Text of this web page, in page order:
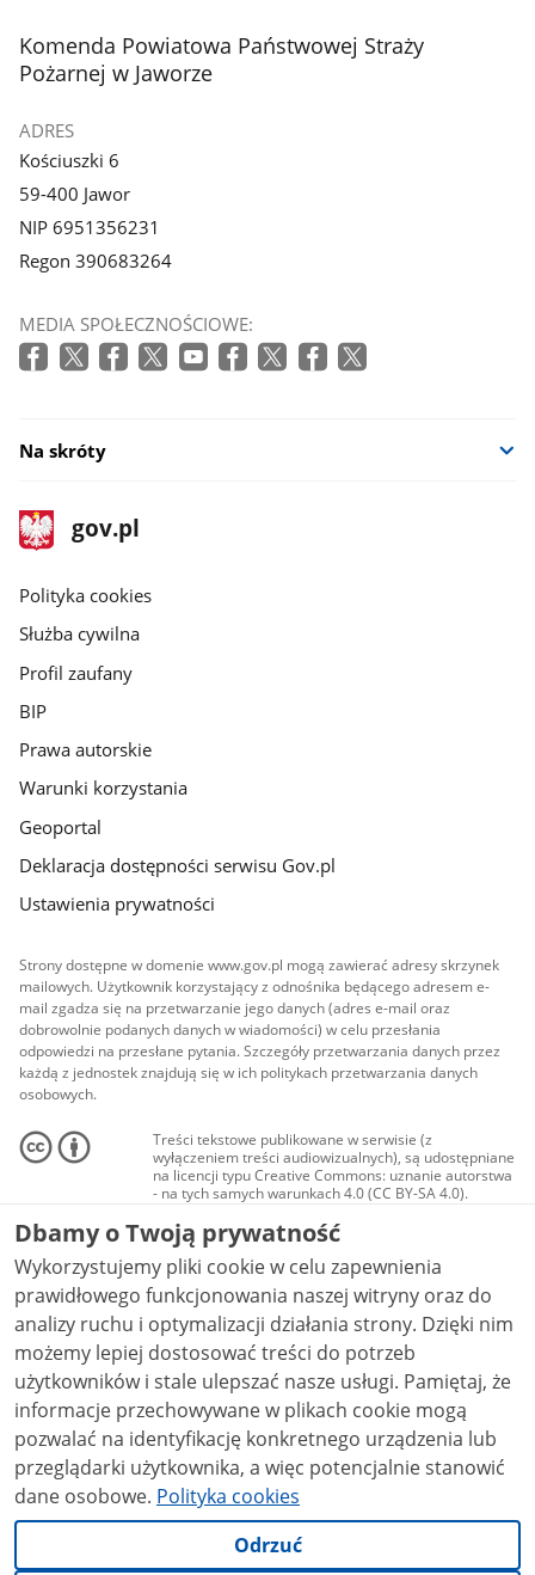
stopka
Komenda Powiatowa Państwowej Straży
Pożarnej w Jaworze
ADRES
Kościuszki 6
59-400 Jawor
NIP 6951356231
Regon 390683264
MEDIA SPOŁECZNOŚCIOWE:
Na skróty
stopka
gov.pl
Strona
gov.pl
gov.pl
Polityka cookies
Służba cywilna
Profil zaufany
BIP
Prawa autorskie
Warunki korzystania
Geoportal
Deklaracja dostępności serwisu Gov.pl
Ustawienia prywatności
Strony dostępne w domenie www.gov.pl mogą zawierać adresy skrzynek
mailowych. Użytkownik korzystający z odnośnika będącego adresem e-
mail zgadza się na przetwarzanie jego danych (adres e-mail oraz
dobrowolnie podanych danych w wiadomości) w celu przesłania
odpowiedzi na przesłane pytania. Szczegóły przetwarzania danych przez
każdą z jednostek znajdują się w ich politykach przetwarzania danych
osobowych.
Treści tekstowe publikowane w serwisie (z
wyłączeniem treści audiowizualnych), są udostępniane
na licencji typu Creative Commons: uznanie autorstwa
- na tych samych warunkach 4.0 (CC BY-SA 4.0).
Materiały audiowizualne, w tym zdjęcia, materiały
audio i wideo, są udostępniane na licencji typu
Creative Commons: uznanie autorstwa użycie
niekomercyjne - bez utworów zależnych 4.0 (CC BY-
NC-ND 4.0), o ile nie jest to stwierdzone inaczej.
Dbamy o Twoją prywatność
Wykorzystujemy pliki cookie w celu zapewnienia
prawidłowego funkcjonowania naszej witryny oraz do
analizy ruchu i optymalizacji działania strony. Dzięki nim
możemy lepiej dostosować treści do potrzeb
użytkowników i stale ulepszać nasze usługi. Pamiętaj, że
informacje przechowywane w plikach cookie mogą
pozwalać na identyfikację konkretnego urządzenia lub
przeglądarki użytkownika, a więc potencjalnie stanowić
dane osobowe. Polityka cookies
Odrzuć